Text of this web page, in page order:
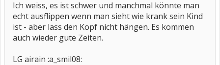
Ich weiss, es ist schwer und manchmal könnte man
echt ausflippen wenn man sieht wie krank sein Kind
ist - aber lass den Kopf nicht hängen. Es kommen
auch wieder gute Zeiten.
LG airain :a_smil08: